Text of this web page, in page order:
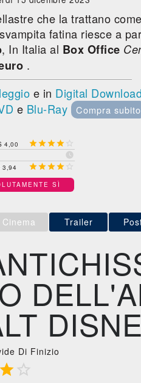
che la trattano
fatina riesce a
, In Italia al Box Office
.
e in Digital Download
e Blu-Ray Compra subito
4,00  

3,94  
SÌ
Cinema Trailer
Di Finizio
 